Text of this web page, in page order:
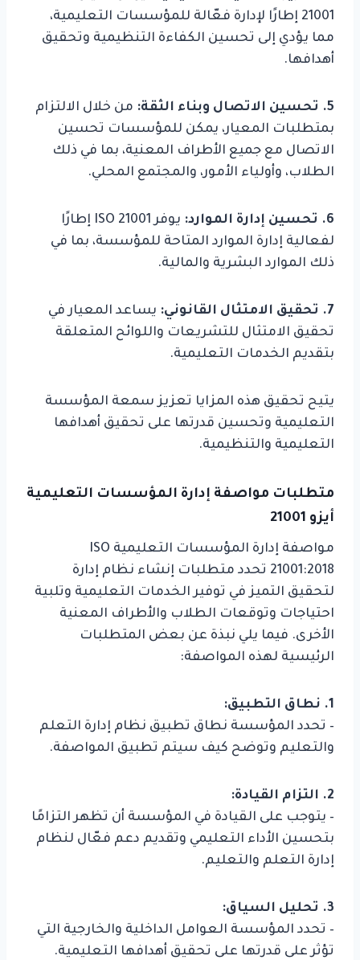
21001 إطارًا لإدارة فعّالة للمؤسسات التعليمية،
مما يؤدي إلى تحسين الكفاءة التنظيمية وتحقيق
أهدافها.
5. تحسين الاتصال وبناء الثقة:
من خلال الالتزام
بمتطلبات المعيار، يمكن للمؤسسات تحسين
الاتصال مع جميع الأطراف المعنية، بما في ذلك
الطلاب، وأولياء الأمور، والمجتمع المحلي.
6. تحسين إدارة الموارد:
يوفر ISO 21001 إطارًا
لفعالية إدارة الموارد المتاحة للمؤسسة، بما في
ذلك الموارد البشرية والمالية.
7. تحقيق الامتثال القانوني:
يساعد المعيار في
تحقيق الامتثال للتشريعات واللوائح المتعلقة
بتقديم الخدمات التعليمية.
يتيح تحقيق هذه المزايا تعزيز سمعة المؤسسة
التعليمية وتحسين قدرتها على تحقيق أهدافها
التعليمية والتنظيمية.
متطلبات مواصفة إدارة المؤسسات التعليمية
أيزو 21001
مواصفة إدارة المؤسسات التعليمية ISO
21001:2018 تحدد متطلبات إنشاء نظام إدارة
لتحقيق التميز في توفير الخدمات التعليمية وتلبية
احتياجات وتوقعات الطلاب والأطراف المعنية
الأخرى. فيما يلي نبذة عن بعض المتطلبات
الرئيسية لهذه المواصفة:
1. نطاق التطبيق:
– تحدد المؤسسة نطاق تطبيق نظام إدارة التعلم
والتعليم وتوضح كيف سيتم تطبيق المواصفة.
2. التزام القيادة:
– يتوجب على القيادة في المؤسسة أن تظهر التزامًا
بتحسين الأداء التعليمي وتقديم دعم فعّال لنظام
إدارة التعلم والتعليم.
3. تحليل السياق:
– تحدد المؤسسة العوامل الداخلية والخارجية التي
تؤثر على قدرتها على تحقيق أهدافها التعليمية.